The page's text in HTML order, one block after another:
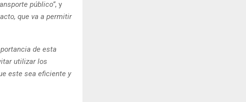
público”, y
que va a permitir
de esta
utilizar los
este sea eficiente y